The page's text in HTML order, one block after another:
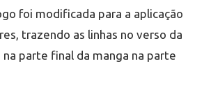
foi modificada para a aplicação
trazendo as linhas no verso da
na parte final da manga na parte